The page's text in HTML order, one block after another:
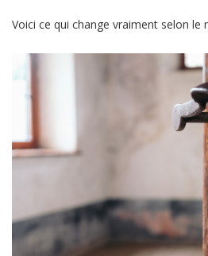
Voici ce qui change vraiment selon